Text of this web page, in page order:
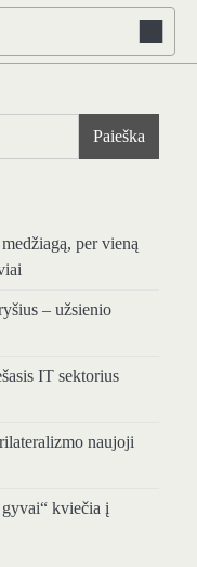
Paieška
per vieną
– užsienio
IT sektorius
naujoji
kviečia į